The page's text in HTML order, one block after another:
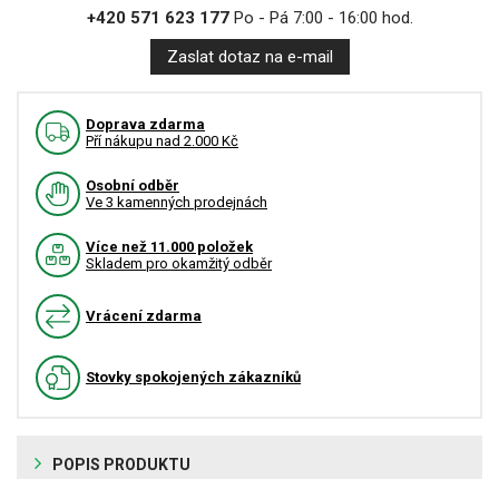
+420 571 623 177Po - Pá 7:00 - 16:00 hod.
Zaslat dotaz na e-mail
Doprava zdarma
Pří nákupu nad 2.000 Kč
Osobní odběr
Ve 3 kamenných prodejnách
Více než 11.000 položek
Skladem pro okamžitý odběr
Vrácení zdarma
Stovky spokojených zákazníků
POPIS PRODUKTU